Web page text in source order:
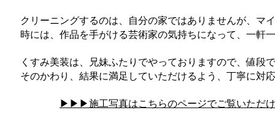
クリーニングするのは、自分の家ではありませんが、マ
時には、作品を手がける芸術家の気持ちになって、一軒
くすみ美装は、兄妹ふたりでやっておりますので、値段で
そのかわり、結果に満足していただけるよう、丁寧に対
▶︎▶︎▶︎施工写真はこちらのページでご覧いただ